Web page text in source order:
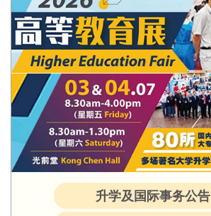
升学及国际事务公告